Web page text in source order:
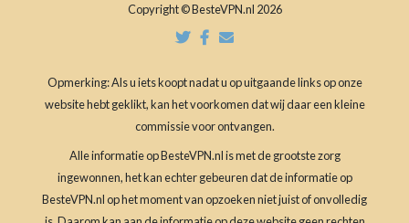
Copyright © BesteVPN.nl 2026
Opmerking: Als u iets koopt nadat u op uitgaande links op onze
website hebt geklikt, kan het voorkomen dat wij daar een kleine
commissie voor ontvangen.
Alle informatie op BesteVPN.nl is met de grootste zorg
ingewonnen, het kan echter gebeuren dat de informatie op
BesteVPN.nl op het moment van opzoeken niet juist of onvolledig